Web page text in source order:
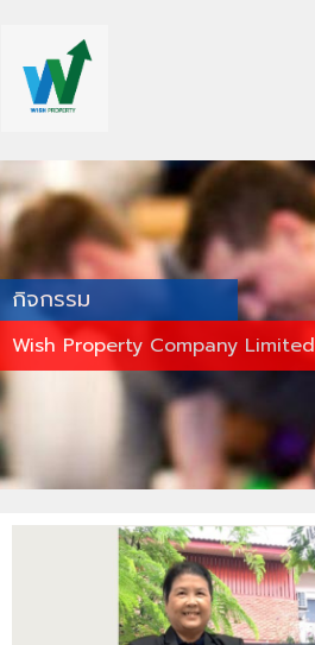
กิจกรรม
Wish Property Company Limited